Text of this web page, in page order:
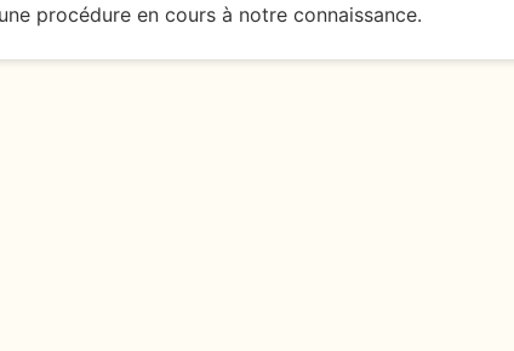
procédure en cours à notre connaissance.